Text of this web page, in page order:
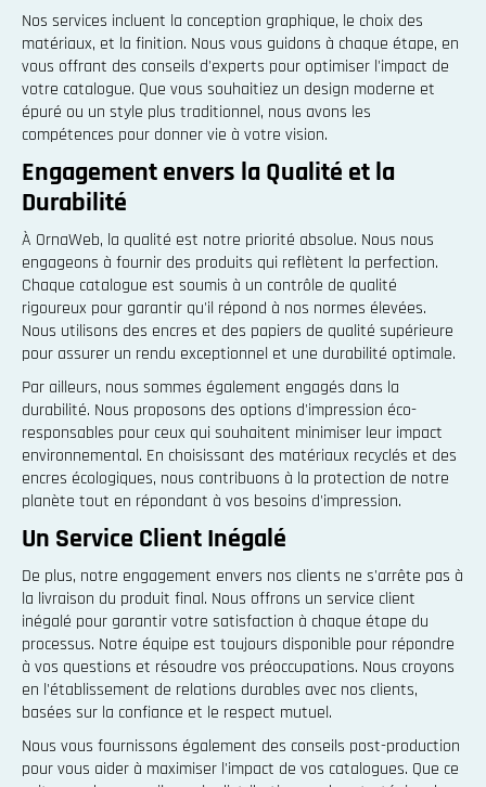
Nos services incluent la conception graphique, le choix des
matériaux, et la finition. Nous vous guidons à chaque étape, en
vous offrant des conseils d'experts pour optimiser l'impact de
votre catalogue. Que vous souhaitiez un design moderne et
épuré ou un style plus traditionnel, nous avons les
compétences pour donner vie à votre vision.
Engagement envers la Qualité et la
Durabilité
À OrnaWeb, la qualité est notre priorité absolue. Nous nous
engageons à fournir des produits qui reflètent la perfection.
Chaque catalogue est soumis à un contrôle de qualité
rigoureux pour garantir qu'il répond à nos normes élevées.
Nous utilisons des encres et des papiers de qualité supérieure
pour assurer un rendu exceptionnel et une durabilité optimale.
Par ailleurs, nous sommes également engagés dans la
durabilité. Nous proposons des options d'impression éco-
responsables pour ceux qui souhaitent minimiser leur impact
environnemental. En choisissant des matériaux recyclés et des
encres écologiques, nous contribuons à la protection de notre
planète tout en répondant à vos besoins d'impression.
Un Service Client Inégalé
De plus, notre engagement envers nos clients ne s'arrête pas à
la livraison du produit final. Nous offrons un service client
inégalé pour garantir votre satisfaction à chaque étape du
processus. Notre équipe est toujours disponible pour répondre
à vos questions et résoudre vos préoccupations. Nous croyons
en l'établissement de relations durables avec nos clients,
basées sur la confiance et le respect mutuel.
Nous vous fournissons également des conseils post-production
pour vous aider à maximiser l'impact de vos catalogues. Que ce